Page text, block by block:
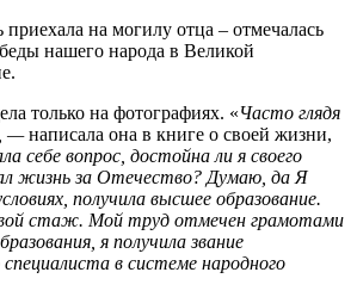
приехала на могилу отца – отмечалась
нашего народа в Великой
только на фотографиях. «Часто глядя
—написала она в книге о своей жизни,
себе вопрос, достойна ли я своего
жизнь за Отечество? Думаю, да Я
получила высшее образование.
стаж. Мой труд отмечен грамотами
я получила звание
в системе народного